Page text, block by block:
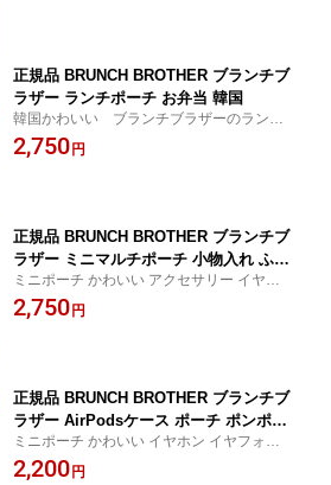
正規品 BRUNCH BROTHER ブランチブ
ラザー ランチポーチ お弁当 韓国
韓国かわいい ブランチブラザーのランチ
ポーチ
2,750 円
正規品 BRUNCH BROTHER ブランチブ
ラザー ミニマルチポーチ 小物入れ ふわ
ふわ 韓国
ミニポーチ かわいい アクセサリー イヤホ
ン Air Pods
2,750 円
正規品 BRUNCH BROTHER ブランチブ
ラザー AirPodsケース ポーチ ポンポン
トースト 韓国
ミニポーチ かわいい イヤホン イヤフォン
ケース アクセサリー モバイルアクセサリー
2,200 円